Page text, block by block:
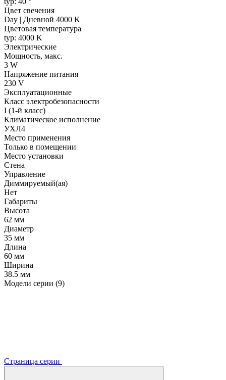
Цвет свечения
Day | Дневной 4000 K
Цветовая температура
typ: 4000 K
Электрические
Мощность, макс.
3 W
Напряжение питания
230 V
Эксплуатационные
Класс электробезопасности
I (1-й класс)
Климатическое исполнение
УХЛ4
Место применения
Только в помещении
Место установки
Стена
Управление
Диммируемый(ая)
Нет
Габариты
Высота
62 мм
Диаметр
35 мм
Длина
60 мм
Ширина
38.5 мм
Модели серии (9)
Страница серии